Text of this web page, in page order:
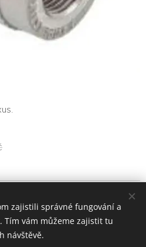
zajistili správné fungování a
Tím vám můžeme zajistit tu
návštěvě.